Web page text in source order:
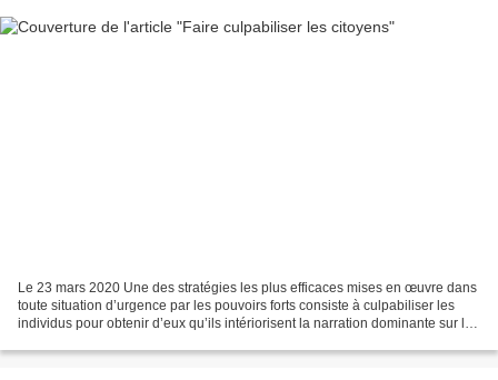
Le 23 mars 2020 Une des stratégies les plus efficaces mises en œuvre dans
toute situation d’urgence par les pouvoirs forts consiste à culpabiliser les
individus pour obtenir d’eux qu’ils intériorisent la narration dominante sur les